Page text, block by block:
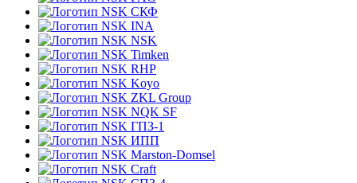
СКФ
INA
NSK
Timken
RHP
Koyo
ZKL Group
NQK SF
ГПЗ-1
ИПП
Marston-Domsel
Craft